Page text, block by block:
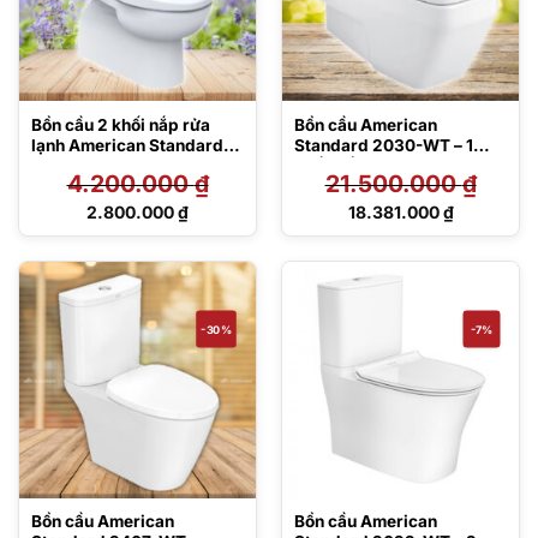
Bồn cầu 2 khối nắp rửa
lạnh American Standard
4.200.000₫
Giá
4.200.000 ₫.
2.800.000₫
Giá
tại
là:
2.800.000 ₫.
Bồn cầu American
Standard 2030-WT – 1
21.500.000₫
Giá
21.500.000 ₫.
18.381.000₫
Giá
18.381.000 ₫.
-30%
Bồn cầu American
-7%
Bồn cầu American